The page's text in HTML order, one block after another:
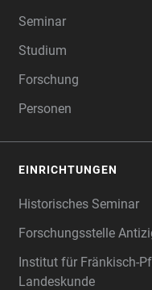
Seminar
Studium
Forschung
Personen
EINRICHTUNGEN
Historisches Seminar
Forschungsstelle
Institut für Fränkisch-
Landeskunde